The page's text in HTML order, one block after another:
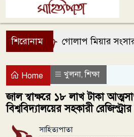
শিরোনাম গোলাপ মিয়ার সংসার
Home খুলনা,শিক্ষা
জাল স্বাক্ষরে ১৮ লাখ টাকা
বিশ্ববিদ্যালয়ের সহকারী রেজিস্ট্রার
সাহিত্যপাতা